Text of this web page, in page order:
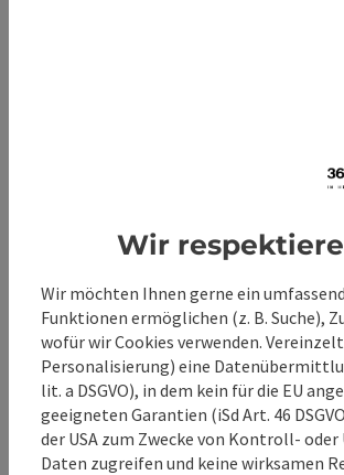
Beitrag merken
Wir
Wir möchten Ihnen gerne ein
Funktionen ermöglichen (z. B. Suche),
wofür wir Cookies verwenden.
Personalisierung) eine
lit. a DSGVO), in dem kein für die EU
geeigneten Garantien (iSd Art. 46
der USA zum Zwecke von Kontroll-
Daten zugreifen und keine wirksamen